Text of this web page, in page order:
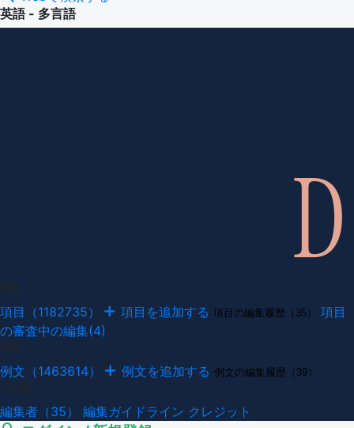
英語 - 多言語
項目（1182735） 項目を追加する 項目の編集履歴（35）
項目
の審査中の編集(4)
例文（1463614） 例文を追加する 例文の編集履歴（39）
編集者（35） 編集ガイドライン クレジット